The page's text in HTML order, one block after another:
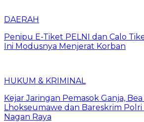
DAERAH
Penipu E-Tiket PELNI dan Calo
Ini Modusnya Menjerat Korban
HUKUM & KRIMINAL
Kejar Jaringan Pemasok Ganja,
Lhokseumawe dan Bareskrim
Nagan Raya